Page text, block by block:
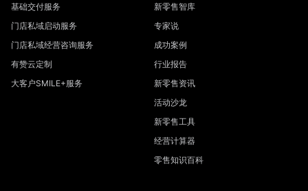
基础交付服务
门店私域启动服务
门店私域经营咨询服务
有赞云定制
大客户SMILE+服务
新零售智库
专家说
成功案例
行业报告
新零售资讯
活动沙龙
新零售工具
经营计算器
零售知识百科